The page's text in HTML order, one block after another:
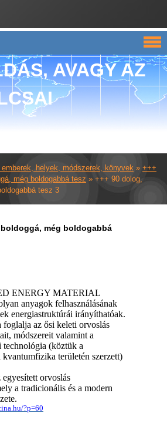
AVAGY AZ
helyek, módszerek, könyvek » +++
még boldogabbá tesz » +++ 90 dolog,
tesz 3
még boldogabbá
ENERGY MATERIAL
anyagok felhasználásának
energiastruktúrái irányíthatóak.
foglalja az ősi keleti orvoslás
módszereit valamint a
technológia (köztük a
kvantumfizika területén szerzett)
orvoslás
a tradicionális és a modern
?p=60